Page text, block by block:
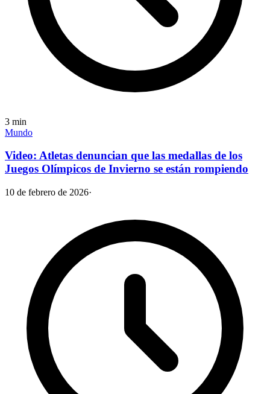
3 min
Mundo
Video: Atletas denuncian que las medallas de los
Juegos Olímpicos de Invierno se están rompiendo
10 de febrero de 2026·